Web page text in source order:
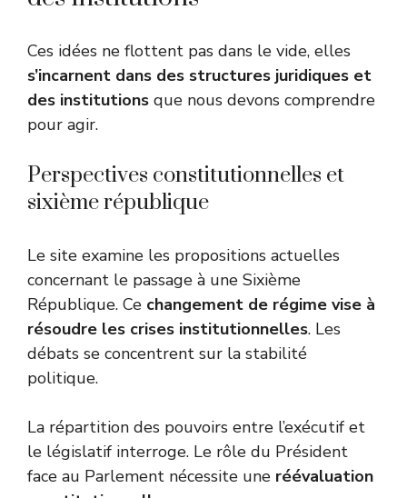
Ces idées ne flottent pas dans le vide, elles
s’incarnent dans des structures juridiques et
des institutions que nous devons comprendre
pour agir.
Perspectives constitutionnelles et
sixième république
Le site examine les propositions actuelles
concernant le passage à une Sixième
République. Ce changement de régime vise à
résoudre les crises institutionnelles. Les
débats se concentrent sur la stabilité
politique.
La répartition des pouvoirs entre l’exécutif et
le législatif interroge. Le rôle du Président
face au Parlement nécessite une réévaluation